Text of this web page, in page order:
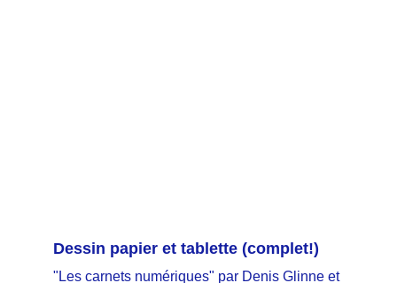
Dessin papier et tablette (complet!)
"Les carnets numériques" par Denis Glinne et